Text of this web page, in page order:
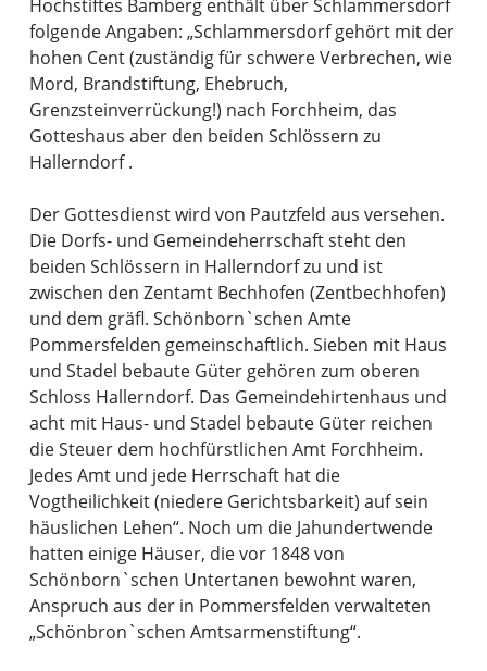
Hochstiftes Bamberg enthält über Schlammersdorf
folgende Angaben: „Schlammersdorf gehört mit der
hohen Cent (zuständig für schwere Verbrechen, wie
Mord, Brandstiftung, Ehebruch,
Grenzsteinverrückung!) nach Forchheim, das
Gotteshaus aber den beiden Schlössern zu
Hallerndorf .
Der Gottesdienst wird von Pautzfeld aus versehen.
Die Dorfs- und Gemeindeherrschaft steht den
beiden Schlössern in Hallerndorf zu und ist
zwischen den Zentamt Bechhofen (Zentbechhofen)
und dem gräfl. Schönborn`schen Amte
Pommersfelden gemeinschaftlich. Sieben mit Haus
und Stadel bebaute Güter gehören zum oberen
Schloss Hallerndorf. Das Gemeindehirtenhaus und
acht mit Haus- und Stadel bebaute Güter reichen
die Steuer dem hochfürstlichen Amt Forchheim.
Jedes Amt und jede Herrschaft hat die
Vogtheilichkeit (niedere Gerichtsbarkeit) auf sein
häuslichen Lehen“. Noch um die Jahundertwende
hatten einige Häuser, die vor 1848 von
Schönborn`schen Untertanen bewohnt waren,
Anspruch aus der in Pommersfelden verwalteten
„Schönbron`schen Amtsarmenstiftung“.